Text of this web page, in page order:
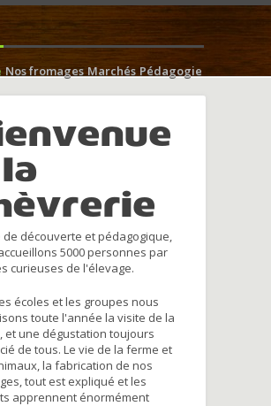
Nos fromages Marchés Pédagogie
de découverte et pédagogique,
5000 personnes par
curieuses de l'élevage.
écoles et les groupes nous
toute l'année la visite de la
et une dégustation toujours
de tous. Le vie de la ferme et
la fabrication de nos
tout est expliqué et les
apprennent énormément